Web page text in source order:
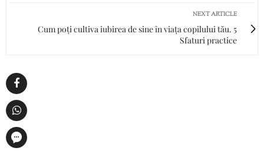
NEXT ARTICLE
Cum poți cultiva iubirea de sine în viața copilului tău. 5
Sfaturi practice